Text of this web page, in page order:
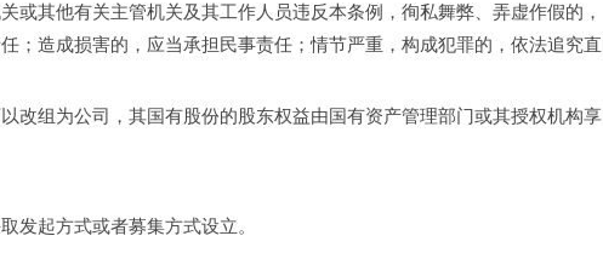
其他有关主管机关及其工作人员违反本条例，徇私舞弊、弄虚作假的，
；造成损害的，应当承担民事责任；情节严重，构成犯罪的，依法追究直
组为公司，其国有股份的股东权益由国有资产管理部门或其授权机构享
起方式或者募集方式设立。